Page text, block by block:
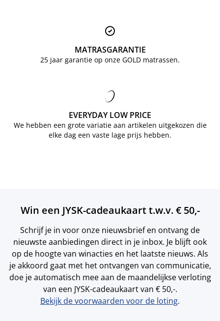
MATRASGARANTIE
25 jaar garantie op onze GOLD matrassen.
EVERYDAY LOW PRICE
We hebben een grote variatie aan artikelen uitgekozen die
elke dag een vaste lage prijs hebben.
Win een JYSK-cadeaukaart t.w.v. € 50,-
Schrijf je in voor onze nieuwsbrief en ontvang de
nieuwste aanbiedingen direct in je inbox. Je blijft ook
op de hoogte van winacties en het laatste nieuws. Als
je akkoord gaat met het ontvangen van communicatie,
doe je automatisch mee aan de maandelijkse verloting
van een JYSK-cadeaukaart van € 50,-.
Bekijk de voorwaarden voor de loting.